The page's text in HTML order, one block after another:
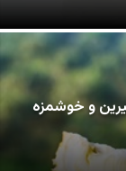
و خوشمزه